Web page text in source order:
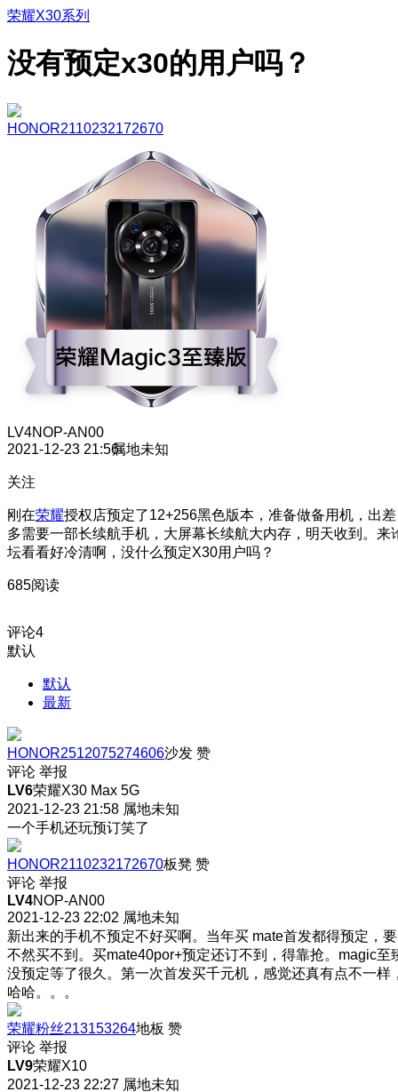
荣耀X30系列
没有预定x30的用户吗？
HONOR2110232172670
LV4NOP-AN00
2021-12-23 21:56属地未知
关注
刚在荣耀授权店预定了12+256黑色版本，准备做备用机，出差
多需要一部长续航手机，大屏幕长续航大内存，明天收到。来
坛看看好冷清啊，没什么预定X30用户吗？
685阅读
评论4
默认
默认
最新
HONOR2512075274606沙发 赞
评论 举报
LV6荣耀X30 Max 5G
2021-12-23 21:58 属地未知
一个手机还玩预订笑了
HONOR2110232172670板凳 赞
评论 举报
LV4NOP-AN00
2021-12-23 22:02 属地未知
新出来的手机不预定不好买啊。当年买 mate首发都得预定，要
不然买不到。买mate40por+预定还订不到，得靠抢。magic至
没预定等了很久。第一次首发买千元机，感觉还真有点不一样
哈哈。。。
荣耀粉丝213153264地板 赞
评论 举报
LV9荣耀X10
2021-12-23 22:27 属地未知